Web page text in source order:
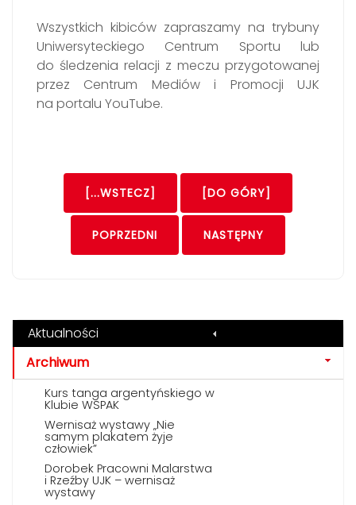
Wszystkich kibiców zapraszamy na trybuny
Uniwersyteckiego Centrum Sportu lub
do śledzenia relacji z meczu przygotowanej
przez Centrum Mediów i Promocji UJK
na portalu YouTube.
[...WSTECZ] [DO GÓRY]
POPRZEDNI NASTĘPNY
Aktualności
Archiwum
Kurs tanga argentyńskiego w
Klubie WSPAK
Wernisaż wystawy „Nie
samym plakatem żyje
człowiek”
Dorobek Pracowni Malarstwa
i Rzeźby UJK – wernisaż
wystawy